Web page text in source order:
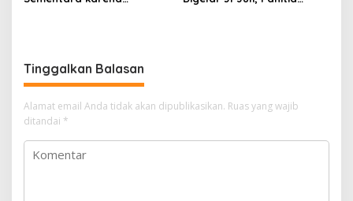
Tinggalkan Balasan
Alamat email Anda tidak akan dipublikasikan. Ruas yang wajib
ditandai *